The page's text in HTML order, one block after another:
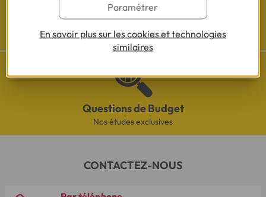
Cofidis sur les
réseaux sociaux
Questions de Budget
Nos études exclusives
CONTACTEZ-NOUS
Paramétrer
En savoir plus sur les cookies et technologies
similaires